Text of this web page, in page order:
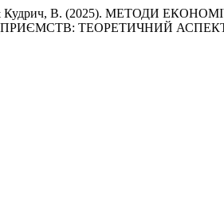
& Кудрич, В. (2025). МЕТОДИ
ТЕОРЕТИЧНИЙ